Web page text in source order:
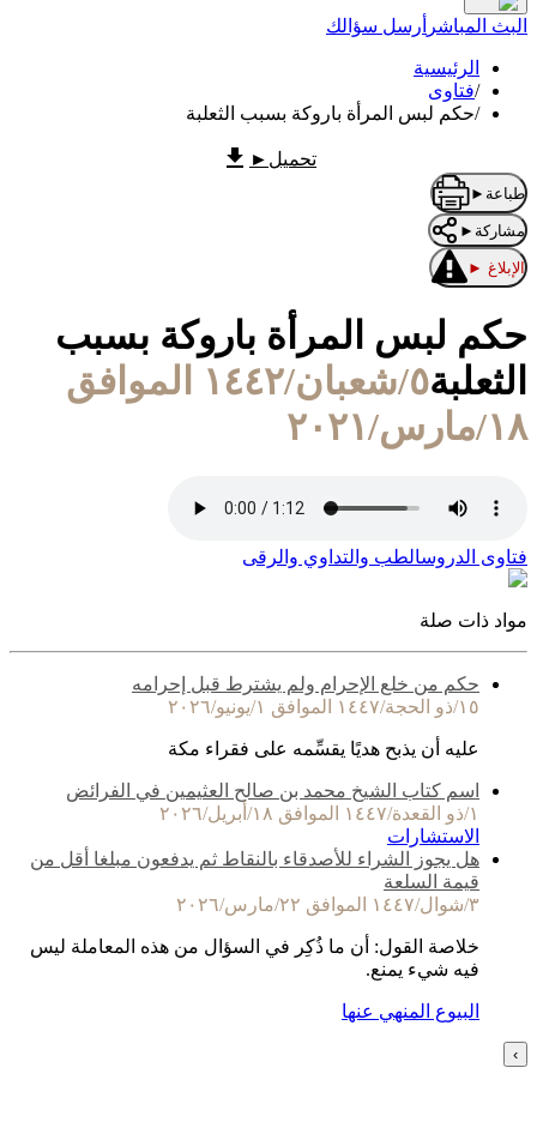
البث المباشر أرسل سؤالك
الرئيسية
/فتاوى
/حكم لبس المرأة باروكة بسبب الثعلبة
تحميل ►
طباعة ►
مشاركة ►
الإبلاغ ►
حكم لبس المرأة باروكة بسبب
الثعلبة
٥/شعبان/١٤٤٢ الموافق
١٨/مارس/٢٠٢١
فتاوى الدروسالطب والتداوي والرقى
مواد ذات صلة
حكم من خلع الإحرام ولم يشترط قبل إحرامه
١٥/ذو الحجة/١٤٤٧ الموافق ١/يونيو/٢٠٢٦
عليه أن يذبح هديًا يقسِّمه على فقراء مكة
اسم كتاب الشيخ محمد بن صالح العثيمين في الفرائض
١/ذو القعدة/١٤٤٧ الموافق ١٨/أبريل/٢٠٢٦
الاستشارات
هل يجوز الشراء للأصدقاء بالنقاط ثم يدفعون مبلغا أقل من
قيمة السلعة
٣/شوال/١٤٤٧ الموافق ٢٢/مارس/٢٠٢٦
خلاصة القول: أن ما ذُكِر في السؤال من هذه المعاملة ليس
فيه شيء يمنع.
البيوع المنهي عنها
›